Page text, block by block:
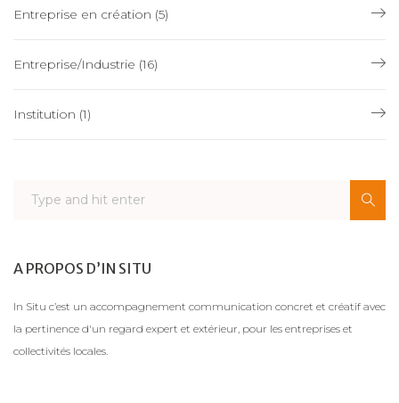
Entreprise en création (5)
Entreprise/Industrie (16)
Institution (1)
A PROPOS D’IN SITU
In Situ c’est un accompagnement communication concret et créatif avec
la pertinence d'un regard expert et extérieur, pour les entreprises et
collectivités locales.